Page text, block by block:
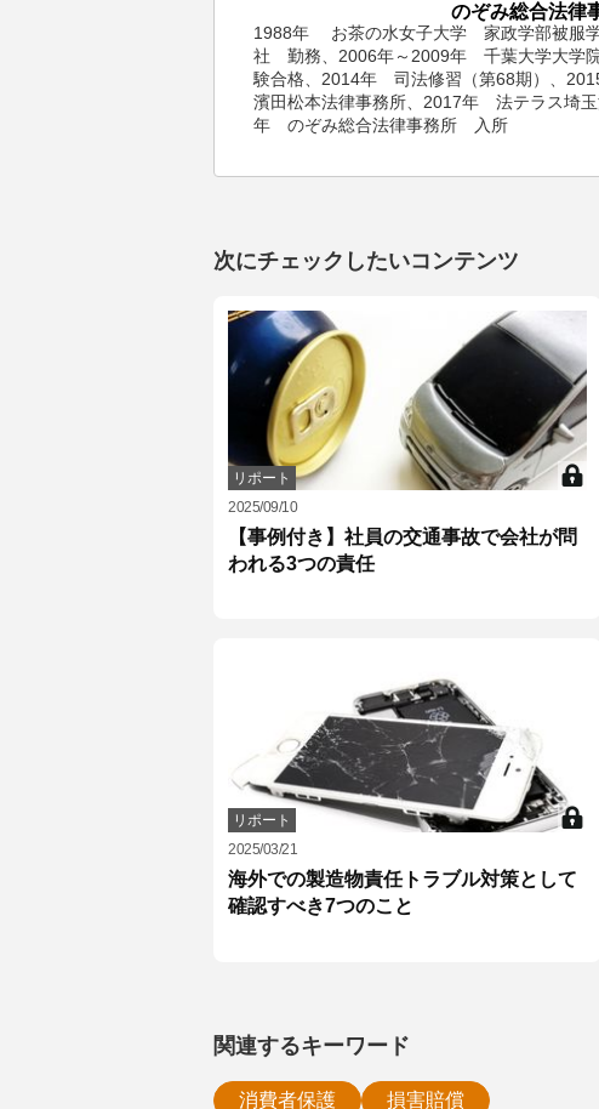
のぞみ総合法
1988年 お茶の水女子大学 家政学部被服
社 勤務、2006年～2009年 千葉大学大学
験合格、2014年 司法修習（第68期）、
濱田松本法律事務所、2017年 法テラス埼
年 のぞみ総合法律事務所 入所
次にチェックしたいコンテンツ
リポート
2025/09/10
【事例付き】社員の交通事故で会社が問
われる3つの責任
リポート
2025/03/21
海外での製造物責任トラブル対策として
確認すべき7つのこと
関連するキーワード
消費者保護 損害賠償